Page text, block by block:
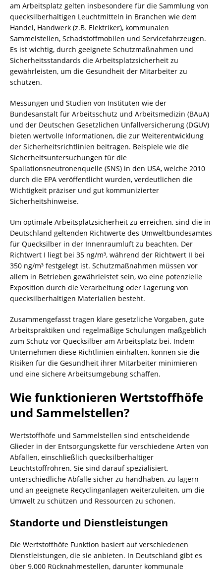
am Arbeitsplatz gelten insbesondere für die Sammlung von
quecksilberhaltigen Leuchtmitteln in Branchen wie dem
Handel, Handwerk (z.B. Elektriker), kommunalen
Sammelstellen, Schadstoffmobilen und Servicefahrzeugen.
Es ist wichtig, durch geeignete Schutzmaßnahmen und
Sicherheitsstandards die Arbeitsplatzsicherheit zu
gewährleisten, um die Gesundheit der Mitarbeiter zu
schützen.
Messungen und Studien von Instituten wie der
Bundesanstalt für Arbeitsschutz und Arbeitsmedizin (BAuA)
und der Deutschen Gesetzlichen Unfallversicherung (DGUV)
bieten wertvolle Informationen, die zur Weiterentwicklung
der Sicherheitsrichtlinien beitragen. Beispiele wie die
Sicherheitsuntersuchungen für die
Spallationsneutronenquelle (SNS) in den USA, welche 2010
durch die EPA veröffentlicht wurden, verdeutlichen die
Wichtigkeit präziser und gut kommunizierter
Sicherheitshinweise.
Um optimale Arbeitsplatzsicherheit zu erreichen, sind die in
Deutschland geltenden Richtwerte des Umweltbundesamtes
für Quecksilber in der Innenraumluft zu beachten. Der
Richtwert I liegt bei 35 ng/m³, während der Richtwert II bei
350 ng/m³ festgelegt ist. Schutzmaßnahmen müssen vor
allem in Betrieben gewährleistet sein, wo eine potenzielle
Exposition durch die Verarbeitung oder Lagerung von
quecksilberhaltigen Materialien besteht.
Zusammengefasst tragen klare gesetzliche Vorgaben, gute
Arbeitspraktiken und regelmäßige Schulungen maßgeblich
zum Schutz vor Quecksilber am Arbeitsplatz bei. Indem
Unternehmen diese Richtlinien einhalten, können sie die
Risiken für die Gesundheit ihrer Mitarbeiter minimieren
und eine sichere Arbeitsumgebung schaffen.
Wie funktionieren Wertstoffhöfe
und Sammelstellen?
Wertstoffhöfe und Sammelstellen sind entscheidende
Glieder in der Entsorgungskette für verschiedene Arten von
Abfällen, einschließlich quecksilberhaltiger
Leuchtstoffröhren. Sie sind darauf spezialisiert,
unterschiedliche Abfälle sicher zu handhaben, zu lagern
und an geeignete Recyclinganlagen weiterzuleiten, um die
Umwelt zu schützen und Ressourcen zu schonen.
Standorte und Dienstleistungen
Die Wertstoffhöfe Funktion basiert auf verschiedenen
Dienstleistungen, die sie anbieten. In Deutschland gibt es
über 9.000 Rücknahmestellen, darunter kommunale